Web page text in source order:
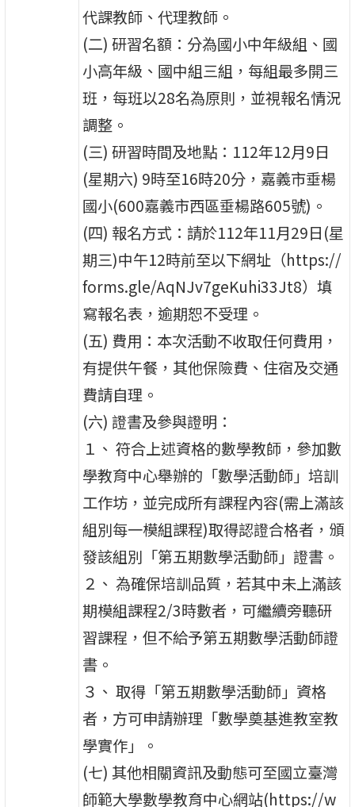
代課教師、代理教師。
(二) 研習名額：分為國小中年級組、國
小高年級、國中組三組，每組最多開三
班，每班以28名為原則，並視報名情況
調整。
(三) 研習時間及地點：112年12月9日
(星期六) 9時至16時20分，嘉義市垂楊
國小(600嘉義市西區垂楊路605號)。
(四) 報名方式：請於112年11月29日(星
期三)中午12時前至以下網址（https://
forms.gle/AqNJv7geKuhi33Jt8）填
寫報名表，逾期恕不受理。
(五) 費用：本次活動不收取任何費用，
有提供午餐，其他保險費、住宿及交通
費請自理。
(六) 證書及參與證明：
１、 符合上述資格的數學教師，參加數
學教育中心舉辦的「數學活動師」培訓
工作坊，並完成所有課程內容(需上滿該
組別每一模組課程)取得認證合格者，頒
發該組別「第五期數學活動師」證書。
２、 為確保培訓品質，若其中未上滿該
期模組課程2/3時數者，可繼續旁聽研
習課程，但不給予第五期數學活動師證
書。
３、 取得「第五期數學活動師」資格
者，方可申請辦理「數學奠基進教室教
學實作」。
(七) 其他相關資訊及動態可至國立臺灣
師範大學數學教育中心網站(https://w